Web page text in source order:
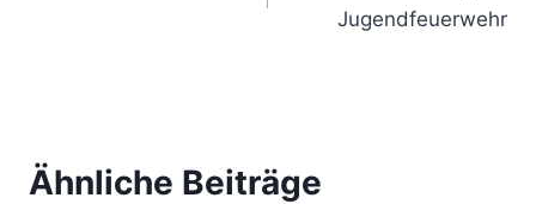
Jugendfeuerwehr
Ähnliche Beiträge